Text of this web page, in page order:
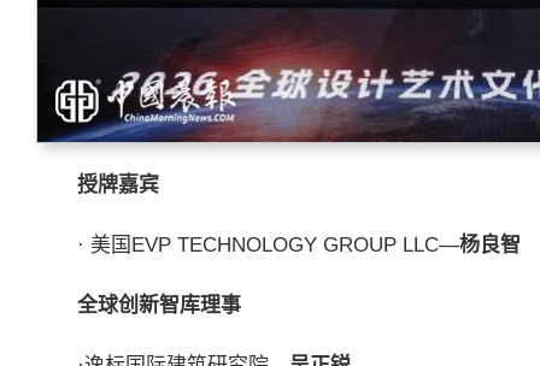
授牌嘉宾
· 美国EVP TECHNOLOGY GROUP LLC—杨良智
全球创新智库理事